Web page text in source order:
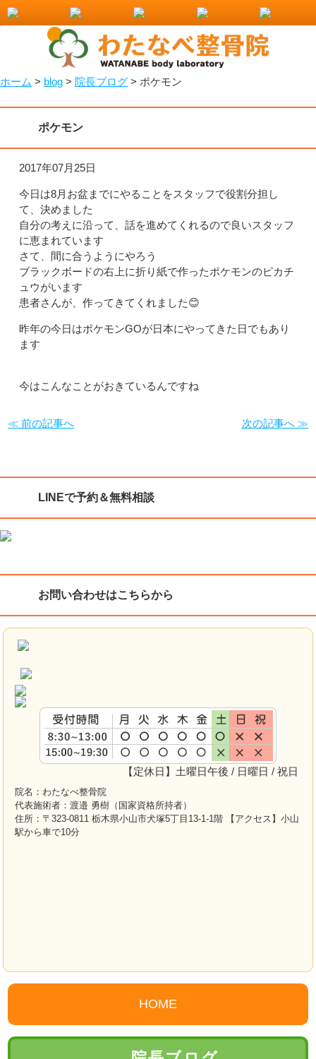
小山市で整骨院をお探しなら！わたなべ整骨院
ホーム > blog > 院長ブログ > ポケモン
ポケモン
2017年07月25日
今日は8月お盆までにやることをスタッフで役割分担し
て、決めました
自分の考えに沿って、話を進めてくれるので良いスタッフ
に恵まれています
さて、間に合うようにやろう
ブラックボードの右上に折り紙で作ったポケモンのピカチ
ュウがいます
患者さんが、作ってきてくれました😊
昨年の今日はポケモンGOが日本にやってきた日でもあり
ます
今はこんなことがおきているんですね
≪ 前の記事へ 次の記事へ ≫
LINEで予約＆無料相談
お問い合わせはこちらから
【定休日】土曜日午後 / 日曜日 / 祝日
院名：わたなべ整骨院
代表施術者：渡邉 勇樹（国家資格所持者）
住所：〒323-0811 栃木県小山市犬塚5丁目13-1-1階 【アクセス】小山
駅から車で10分
HOME